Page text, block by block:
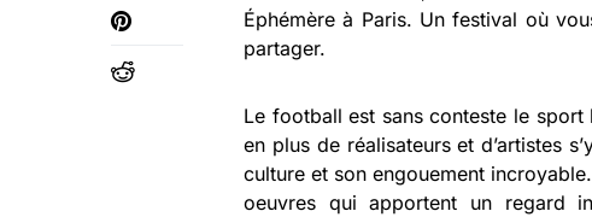
Éphémère à Paris. Un festival où
partager.
Le football est sans conteste le
en plus de réalisateurs et d’artistes
culture et son engouement
oeuvres qui apportent un regard